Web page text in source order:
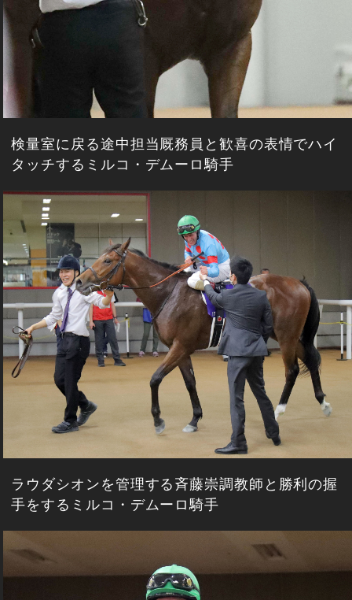
検量室に戻る途中担当厩務員と歓喜の表情でハイ
タッチするミルコ・デムーロ騎手
ラウダシオンを管理する斉藤崇調教師と勝利の握
手をするミルコ・デムーロ騎手